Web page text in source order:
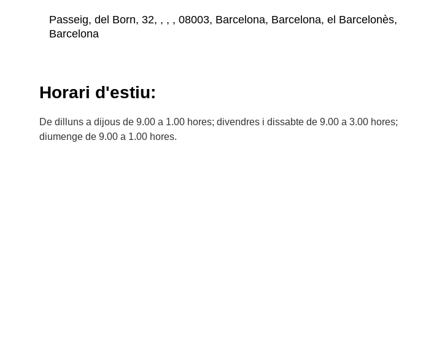
Passeig, del Born, 32, , , , 08003, Barcelona, Barcelona, el Barcelonès,
Barcelona
Horari d'estiu:
De dilluns a dijous de 9.00 a 1.00 hores; divendres i dissabte de 9.00 a 3.00 hores;
diumenge de 9.00 a 1.00 hores.